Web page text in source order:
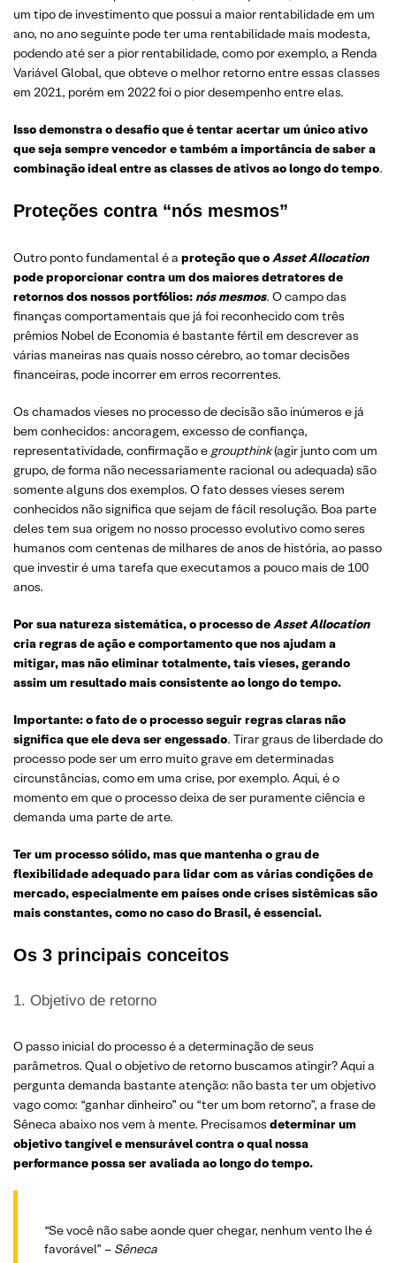
um tipo de investimento que possui a maior rentabilidade em um
ano, no ano seguinte pode ter uma rentabilidade mais modesta,
podendo até ser a pior rentabilidade, como por exemplo, a Renda
Variável Global, que obteve o melhor retorno entre essas classes
em 2021, porém em 2022 foi o pior desempenho entre elas.
Isso demonstra o desafio que é tentar acertar um único ativo
que seja sempre vencedor e também a importância de saber a
combinação ideal entre as classes de ativos ao longo do tempo.
Proteções contra “nós mesmos”
Outro ponto fundamental é a proteção que oAsset Allocation
pode proporcionar contra um dos maiores detratores de
retornos dos nossos portfólios: nós mesmos. O campo das
finanças comportamentais que já foi reconhecido com três
prêmios Nobel de Economia é bastante fértil em descrever as
várias maneiras nas quais nosso cérebro, ao tomar decisões
financeiras, pode incorrer em erros recorrentes.
Os chamados vieses no processo de decisão são inúmeros e já
bem conhecidos: ancoragem, excesso de confiança,
representatividade, confirmação e groupthink(agir junto com um
grupo, de forma não necessariamente racional ou adequada) são
somente alguns dos exemplos. O fato desses vieses serem
conhecidos não significa que sejam de fácil resolução. Boa parte
deles tem sua origem no nosso processo evolutivo como seres
humanos com centenas de milhares de anos de história, ao passo
que investir é uma tarefa que executamos a pouco mais de 100
anos.
Por sua natureza sistemática, o processo deAsset Allocation
cria regras de ação e comportamento que nos ajudam a
mitigar, mas não eliminar totalmente, tais vieses, gerando
assim um resultado mais consistente ao longo do tempo.
Importante: o fato de o processo seguir regras claras não
significa que ele deva ser engessado. Tirar graus de liberdade do
processo pode ser um erro muito grave em determinadas
circunstâncias, como em uma crise, por exemplo. Aqui, é o
momento em que o processo deixa de ser puramente ciência e
demanda uma parte de arte.
Ter um processo sólido, mas que mantenha o grau de
flexibilidade adequado para lidar com as várias condições de
mercado, especialmente em países onde crises sistêmicas são
mais constantes, como no caso do Brasil, é essencial.
Os 3 principais conceitos
1. Objetivo de retorno
O passo inicial do processo é a determinação de seus
parâmetros. Qual o objetivo de retorno buscamos atingir? Aqui a
pergunta demanda bastante atenção: não basta ter um objetivo
vago como: “ganhar dinheiro” ou “ter um bom retorno”, a frase de
Sêneca abaixo nos vem à mente. Precisamos determinar um
objetivo tangível e mensurável contra o qual nossa
performance possa ser avaliada ao longo do tempo.
“Se você não sabe aonde quer chegar, nenhum vento lhe é
favorável” – Sêneca